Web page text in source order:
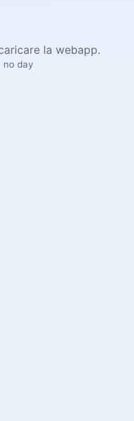
la webapp.
no day